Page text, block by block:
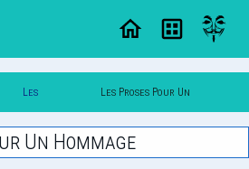
Les
Themes
Les Proses Pour Un
Un Hommage